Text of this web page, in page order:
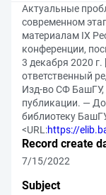
Актуальные
современном
материалам IX
конференции,
3 декабря 2020
ответственный
Изд-во СФ БашГУ,
публикации. —
библиотеку
<URL:https://
Record create
7/15/2022
Subject